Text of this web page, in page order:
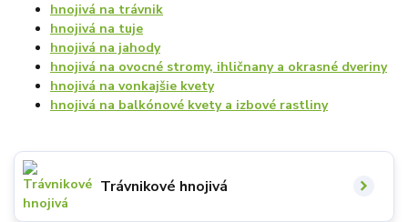
hnojivá na trávnik
hnojivá na tuje
hnojivá na jahody
hnojivá na ovocné stromy, ihličnany a okrasné dveriny
hnojivá na vonkajšie kvety
hnojivá na balkónové kvety a izbové rastliny
Trávnikové hnojivá